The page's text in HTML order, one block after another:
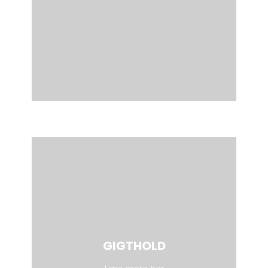
GIGTHOLD